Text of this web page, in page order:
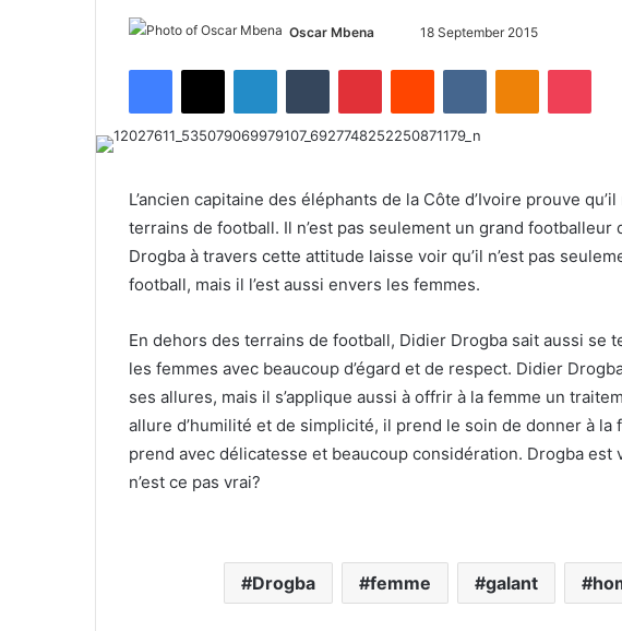
Oscar Mbena
d
a
l
18 September 2015
L’ancien capitaine des éléphants de la Côte d’Ivoire prouve
terrains de football. Il n’est pas seulement un grand
Drogba à travers cette attitude laisse voir qu’il n’est pas
football, mais il l’est aussi envers les femmes.
En dehors des terrains de football, Didier Drogba sait aussi se
les femmes avec beaucoup d’égard et de respect. Didier
ses allures, mais il s’applique aussi à offrir à la femme un
allure d’humilité et de simplicité, il prend le soin de donner à la
prend avec délicatesse et beaucoup considération. Drogba
n’est ce pas vrai?
Drogba femme galant